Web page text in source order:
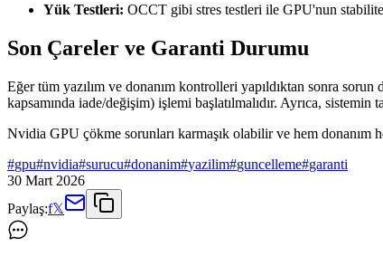
Yük Testleri: OCCT gibi stres testleri ile GPU'nun
Son Çareler ve Garanti Durumu
Eğer tüm yazılım ve donanım kontrolleri yapıldıktan sonra
kapsamında iade/değişim) işlemi başlatılmalıdır. Ayrıca,
Nvidia GPU çökme sorunları karmaşık olabilir ve hem donanım
#gpu#nvidia#surucu#donanim#yazilim#guncelleme#garanti
30 Mart 2026
Paylaş:f𝕏